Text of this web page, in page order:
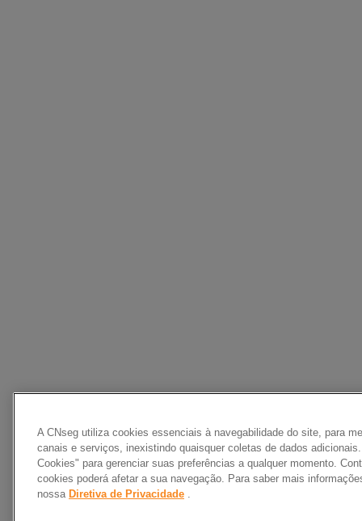
A CNseg utiliza cookies essenciais à navegabilidade do site, para
canais e serviços, inexistindo quaisquer coletas de dados
Cookies" para gerenciar suas preferências a qualquer momento.
cookies poderá afetar a sua navegação. Para saber mais
nossa Diretiva de Privacidade .